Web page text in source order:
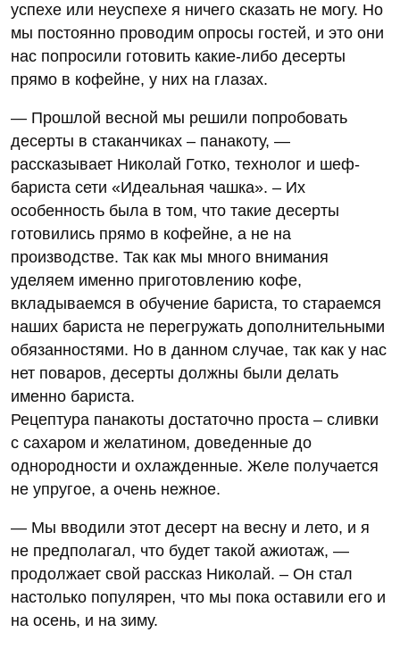
успехе или неуспехе я ничего сказать не могу. Но
мы постоянно проводим опросы гостей, и это они
нас попросили готовить какие-либо десерты
прямо в кофейне, у них на глазах.
— Прошлой весной мы решили попробовать
десерты в стаканчиках – панакоту, —
рассказывает Николай Готко, технолог и шеф-
бариста сети «Идеальная чашка». – Их
особенность была в том, что такие десерты
готовились прямо в кофейне, а не на
производстве. Так как мы много внимания
уделяем именно приготовлению кофе,
вкладываемся в обучение бариста, то стараемся
наших бариста не перегружать дополнительными
обязанностями. Но в данном случае, так как у нас
нет поваров, десерты должны были делать
именно бариста.
Рецептура панакоты достаточно проста – сливки
с сахаром и желатином, доведенные до
однородности и охлажденные. Желе получается
не упругое, а очень нежное.
— Мы вводили этот десерт на весну и лето, и я
не предполагал, что будет такой ажиотаж, —
продолжает свой рассказ Николай. – Он стал
настолько популярен, что мы пока оставили его и
на осень, и на зиму.